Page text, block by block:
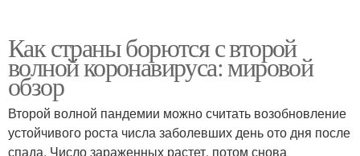
Как страны борются с второй
волной коронавируса: мировой
обзор
Второй волной пандемии можно считать возобновление
устойчивого роста числа заболевших день ото дня после
спада. Число зараженных растет, потом снова